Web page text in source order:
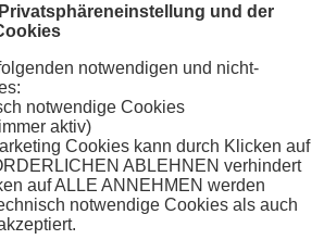
und der
notwendigen und nicht-
notwendige Cookies
aktiv)
Cookies kann durch Klicken auf
ABLEHNEN verhindert
auf ALLE ANNEHMEN werden
notwendige Cookies als auch